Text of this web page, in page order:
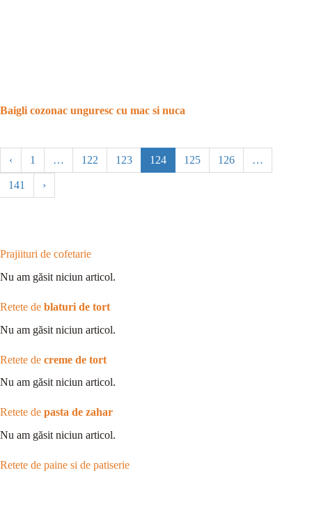
Baigli cozonac unguresc cu mac si nuca
‹ 1 … 122 123 124 125 126 …
141 ›
Prajiituri de cofetarie
Nu am găsit niciun articol.
Retete de blaturi de tort
Nu am găsit niciun articol.
Retete de creme de tort
Nu am găsit niciun articol.
Retete de pasta de zahar
Nu am găsit niciun articol.
Retete de paine si de patiserie